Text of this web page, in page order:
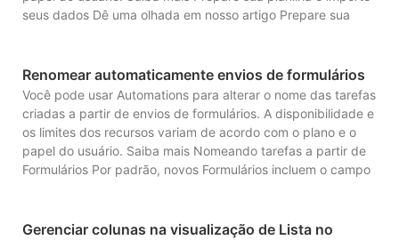
seus dados Dê uma olhada em nosso artigo Prepare sua
Renomear automaticamente envios de formulários
Você pode usar Automations para alterar o nome das tarefas
criadas a partir de envios de formulários. A disponibilidade e
os limites dos recursos variam de acordo com o plano e o
papel do usuário. Saiba mais Nomeando tarefas a partir de
Formulários Por padrão, novos Formulários incluem o campo
Gerenciar colunas na visualização de Lista no